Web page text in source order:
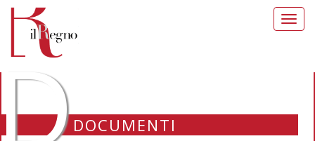
DOCUMENTI